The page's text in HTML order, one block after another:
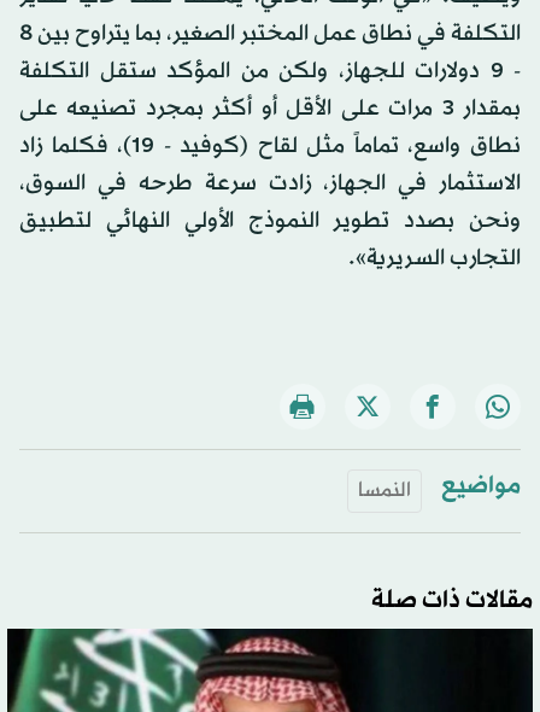
التكلفة في نطاق عمل المختبر الصغير، بما يتراوح بين 8
- 9 دولارات للجهاز، ولكن من المؤكد ستقل التكلفة
بمقدار 3 مرات على الأقل أو أكثر بمجرد تصنيعه على
نطاق واسع، تماماً مثل لقاح (كوفيد - 19)، فكلما زاد
الاستثمار في الجهاز، زادت سرعة طرحه في السوق،
ونحن بصدد تطوير النموذج الأولي النهائي لتطبيق
التجارب السريرية».
مواضيع النمسا
مقالات ذات صلة